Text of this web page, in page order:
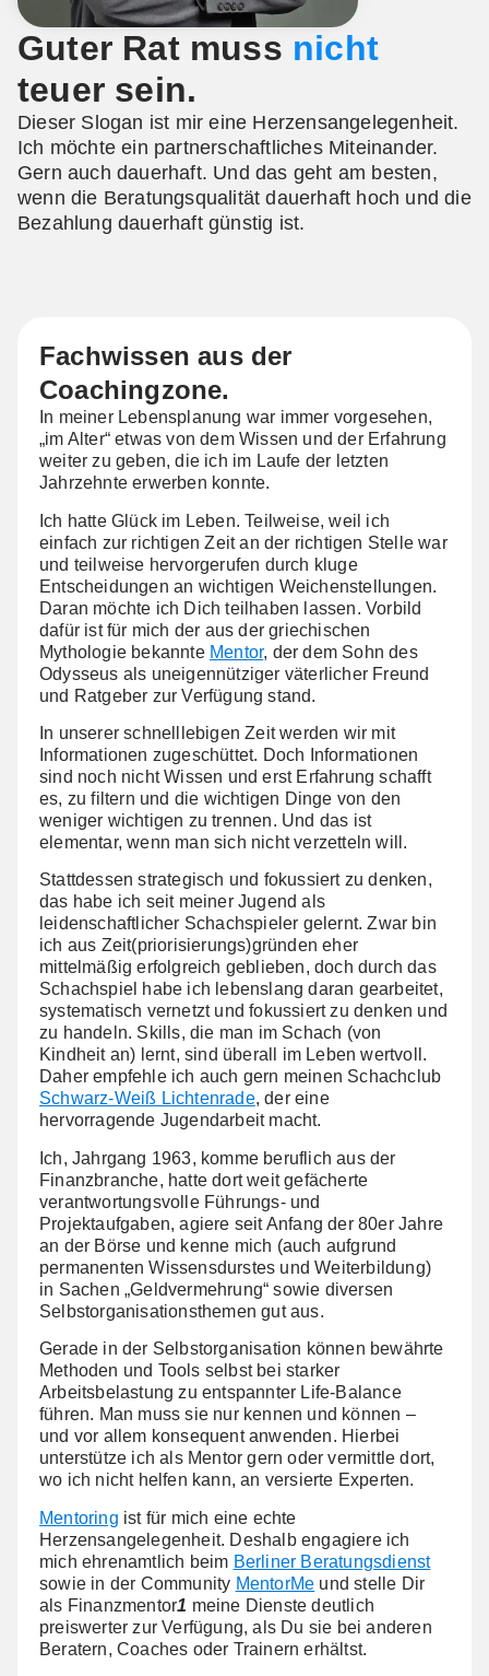
Guter Rat muss nicht
teuer sein.
Dieser Slogan ist mir eine Herzensangelegenheit.
Ich möchte ein partnerschaftliches Miteinander.
Gern auch dauerhaft. Und das geht am besten,
wenn die Beratungsqualität dauerhaft hoch und die
Bezahlung dauerhaft günstig ist.
Fachwissen aus der
Coachingzone.
In meiner Lebensplanung war immer vorgesehen,
„im Alter“ etwas von dem Wissen und der Erfahrung
weiter zu geben, die ich im Laufe der letzten
Jahrzehnte erwerben konnte.
Ich hatte Glück im Leben. Teilweise, weil ich
einfach zur richtigen Zeit an der richtigen Stelle war
und teilweise hervorgerufen durch kluge
Entscheidungen an wichtigen Weichenstellungen.
Daran möchte ich Dich teilhaben lassen. Vorbild
dafür ist für mich der aus der griechischen
Mythologie bekannte Mentor, der dem Sohn des
Odysseus als uneigennütziger väterlicher Freund
und Ratgeber zur Verfügung stand.
In unserer schnelllebigen Zeit werden wir mit
Informationen zugeschüttet. Doch Informationen
sind noch nicht Wissen und erst Erfahrung schafft
es, zu filtern und die wichtigen Dinge von den
weniger wichtigen zu trennen. Und das ist
elementar, wenn man sich nicht verzetteln will.
Stattdessen strategisch und fokussiert zu denken,
das habe ich seit meiner Jugend als
leidenschaftlicher Schachspieler gelernt. Zwar bin
ich aus Zeit(priorisierungs)gründen eher
mittelmäßig erfolgreich geblieben, doch durch das
Schachspiel habe ich lebenslang daran gearbeitet,
systematisch vernetzt und fokussiert zu denken und
zu handeln. Skills, die man im Schach (von
Kindheit an) lernt, sind überall im Leben wertvoll.
Daher empfehle ich auch gern meinen Schachclub
Schwarz-Weiß Lichtenrade, der eine
hervorragende Jugendarbeit macht.
Ich, Jahrgang 1963, komme beruflich aus der
Finanzbranche, hatte dort weit gefächerte
verantwortungsvolle Führungs- und
Projektaufgaben, agiere seit Anfang der 80er Jahre
an der Börse und kenne mich (auch aufgrund
permanenten Wissensdurstes und Weiterbildung)
in Sachen „Geldvermehrung“ sowie diversen
Selbstorganisationsthemen gut aus.
Gerade in der Selbstorganisation können bewährte
Methoden und Tools selbst bei starker
Arbeitsbelastung zu entspannter Life-Balance
führen. Man muss sie nur kennen und können –
und vor allem konsequent anwenden. Hierbei
unterstütze ich als Mentor gern oder vermittle dort,
wo ich nicht helfen kann, an versierte Experten.
Mentoring ist für mich eine echte
Herzensangelegenheit. Deshalb engagiere ich
mich ehrenamtlich beim Berliner Beratungsdienst
sowie in der Community MentorMe und stelle Dir
als Finanzmentor1 meine Dienste deutlich
preiswerter zur Verfügung, als Du sie bei anderen
Beratern, Coaches oder Trainern erhältst.